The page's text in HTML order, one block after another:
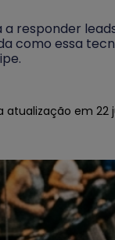
a responder
como essa
atualização em 22